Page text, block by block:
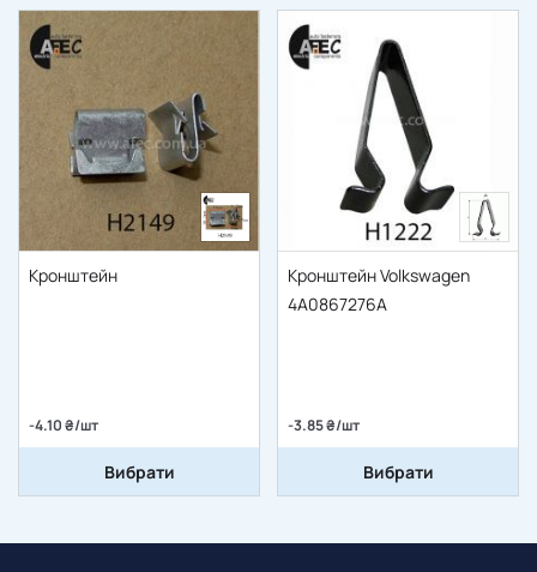
Кронштейн
-4.10 ₴/шт
Вибрати
Кронштейн Volkswagen
4A0867276A
-3.85 ₴/шт
Вибрати